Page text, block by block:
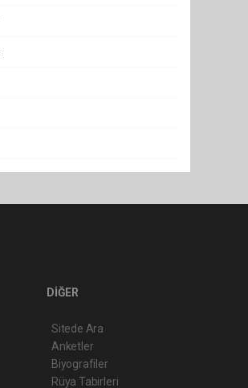
DİĞER
Sitede Ara
Anketler
Biyografiler
Rüya Tabirleri